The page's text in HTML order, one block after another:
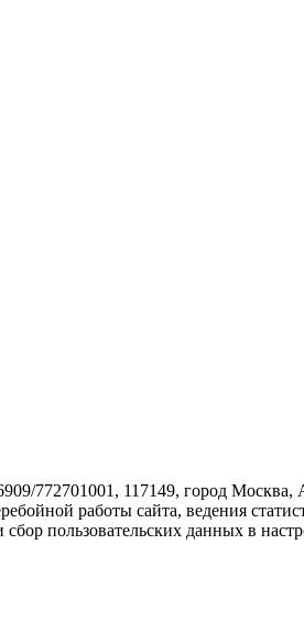
772701001, 117149, город Москва,
работы сайта, ведения
пользовательских данных в